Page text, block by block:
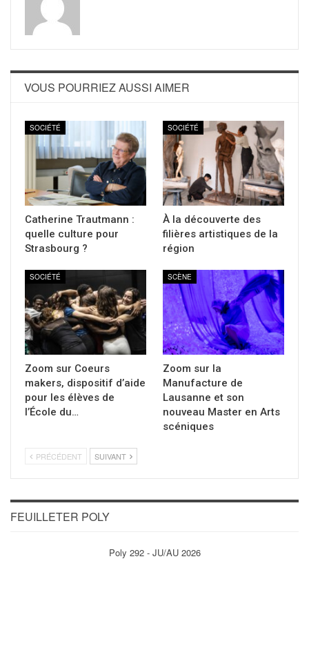
VOUS POURRIEZ AUSSI AIMER
SOCIÉTÉ
Catherine Trautmann :
quelle culture pour
Strasbourg ?
SOCIÉTÉ
À la découverte des
filières artistiques de la
région
SOCIÉTÉ
Zoom sur Coeurs
makers, dispositif d’aide
pour les élèves de
l’École du…
SCÈNE
Zoom sur la
Manufacture de
Lausanne et son
nouveau Master en Arts
scéniques
PRÉCÉDENT SUIVANT
FEUILLETER POLY
Poly 292 - JU/AU 2026